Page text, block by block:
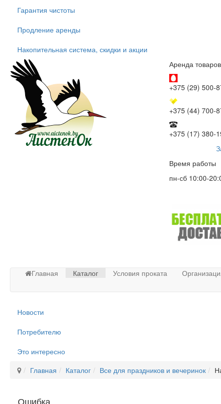
Гарантия чистоты
Продление аренды
Накопительная система, скидки и акции
Аренда
+375 (29) 500-
+375 (44) 700-
+375 (17) 380-
Время работы
пн-сб 10:00-
Главная Каталог Условия проката
Новости
Потребителю
Это интересно
Главная
Каталог Все для праздников и вечеринок
Ошибка